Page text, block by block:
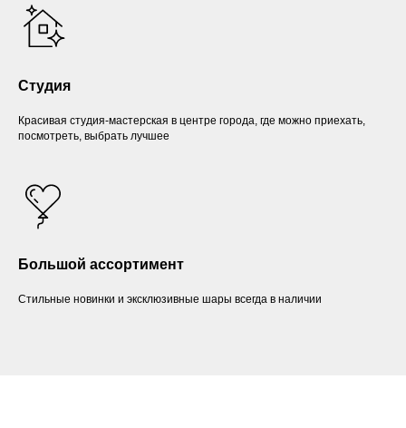
Студия
Красивая студия-мастерская в центре города, где можно приехать,
посмотреть, выбрать лучшее
Большой ассортимент
Стильные новинки и эксклюзивные шары всегда в наличии